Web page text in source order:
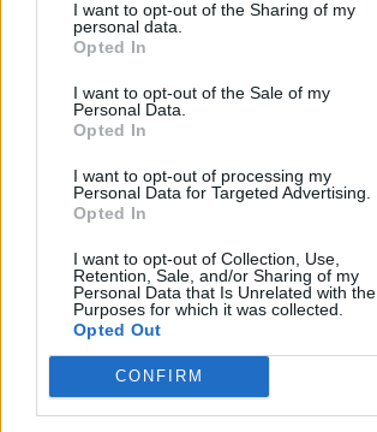
I want to opt-out of the Sharing of my
personal data.
Opted In
I want to opt-out of the Sale of my
Personal Data.
Opted In
I want to opt-out of processing my
Personal Data for Targeted Advertising.
Opted In
I want to opt-out of Collection, Use,
Retention, Sale, and/or Sharing of my
Personal Data that Is Unrelated with the
Purposes for which it was collected.
Opted Out
CONFIRM
Sütibeállítások
Médiatér
Liget
Krónika
Bihari Napló
Erdélyi Napló
Főtér